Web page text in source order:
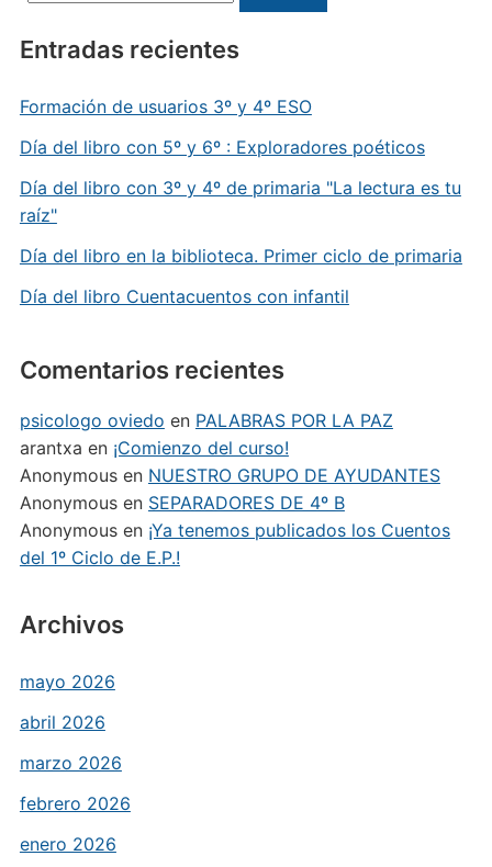
Entradas recientes
Formación de usuarios 3º y 4º ESO
Día del libro con 5º y 6º : Exploradores poéticos
Día del libro con 3º y 4º de primaria "La lectura es tu
raíz"
Día del libro en la biblioteca. Primer ciclo de primaria
Día del libro Cuentacuentos con infantil
Comentarios recientes
psicologo oviedo en PALABRAS POR LA PAZ
arantxa en ¡Comienzo del curso!
Anonymousen NUESTRO GRUPO DE AYUDANTES
Anonymousen SEPARADORES DE 4º B
Anonymousen ¡Ya tenemos publicados los Cuentos
del 1º Ciclo de E.P.!
Archivos
mayo 2026
abril 2026
marzo 2026
febrero 2026
enero 2026